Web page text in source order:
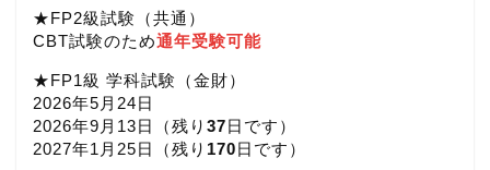
★FP2級試験（共通）
CBT試験のため通年受験可能
★FP1級 学科試験（金財）
2026年5月24日
2026年9月13日（残り 37日です）
2027年1月25日（残り 170日です）